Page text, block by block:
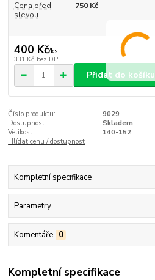
Cena před
slevou
750 Kč
400 Kč/ks
331 Kč bez DPH
Přidat do košíku
Číslo produktu:
9029
Dostupnost:
Skladem
Velikost:
140-152
Hlídat cenu / dostupnost
Kompletní specifikace
Parametry
Komentáře 0
Kompletní specifikace